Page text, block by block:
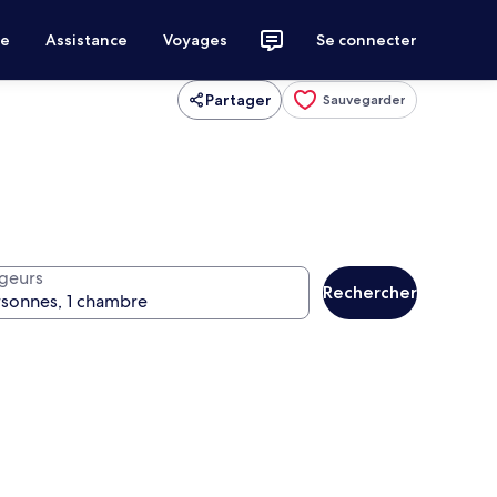
Assistance Voyages Se connecter
Partager Sauvegarder
Rechercher